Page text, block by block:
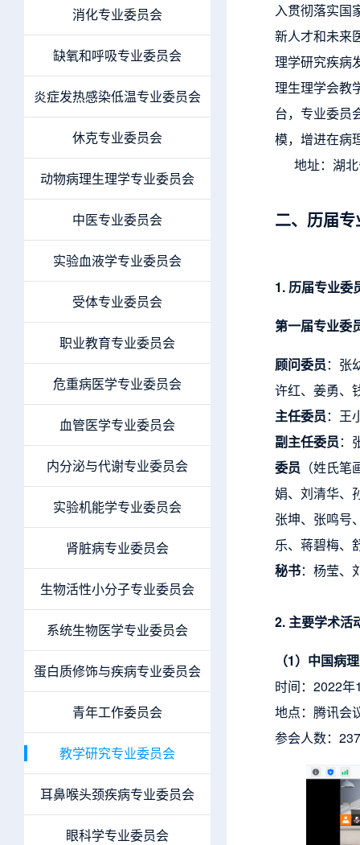
消化专业委员会
缺氧和呼吸专业委员会
炎症发热感染低温专业委员会
休克专业委员会
动物病理生理学专业委员会
中医专业委员会
实验血液学专业委员会
受体专业委员会
职业教育专业委员会
危重病医学专业委员会
血管医学专业委员会
内分泌与代谢专业委员会
实验机能学专业委员会
肾脏病专业委员会
生物活性小分子专业委员会
系统生物医学专业委员会
蛋白质修饰与疾病专业委员会
青年工作委员会
教学研究专业委员会
耳鼻喉头颈疾病专业委员会
眼科学专业委员会
入贯彻落实国
新人才和未来
理学研究疾病
理生理学会教
台，专业委员
模，增进在病
地址： 湖
二、历届
1. 历届专业委
第一届专业委
顾问委员：张
许红、姜勇、
主任委员：王
副主任委员：
委员 （姓氏
娟、刘清华、
张坤、张鸣号
乐、蒋碧梅、
秘书：杨莹、
2. 主要学术活
（1）中国病
时间：2022年
地点：腾讯会
参会人数：